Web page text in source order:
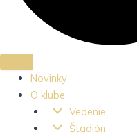
Novinky
O klube
Vedenie
Štadión